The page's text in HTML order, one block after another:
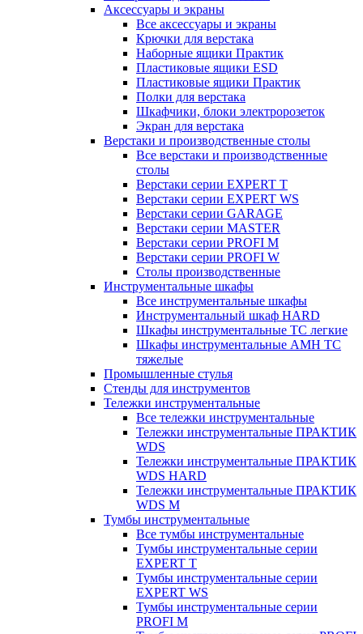
Аксессуары и экраны
Все аксессуары и экраны
Крючки для верстака
Наборные ящики Практик
Пластиковые ящики ESD
Пластиковые ящики Практик
Полки для верстака
Шкафчики, блоки электророзеток
Экран для верстака
Верстаки и производственные столы
Все верстаки и производственные
столы
Верстаки серии EXPERT T
Верстаки серии EXPERT WS
Верстаки серии GARAGE
Верстаки серии MASTER
Верстаки серии PROFI M
Верстаки серии PROFI W
Столы производственные
Инструментальные шкафы
Все инструментальные шкафы
Инструментальный шкаф HARD
Шкафы инструментальные ТС легкие
Шкафы инструментальные AMH TC
тяжелые
Промышленные стулья
Стенды для инструментов
Тележки инструментальные
Все тележки инструментальные
Тележки инструментальные ПРАКТИК
WDS
Тележки инструментальные ПРАКТИК
WDS HARD
Тележки инструментальные ПРАКТИК
WDS M
Тумбы инструментальные
Все тумбы инструментальные
Тумбы инструментальные серии
EXPERT T
Тумбы инструментальные серии
EXPERT WS
Тумбы инструментальные серии
PROFI M